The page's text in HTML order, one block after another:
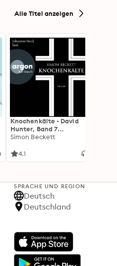
Alle Titel anzeigen
Knochenkälte - David
Hunter, Band 7
(Ungekürzte Lesung)
Simon Beckett
4.1
SPRACHE UND REGION
Deutsch
Deutschland